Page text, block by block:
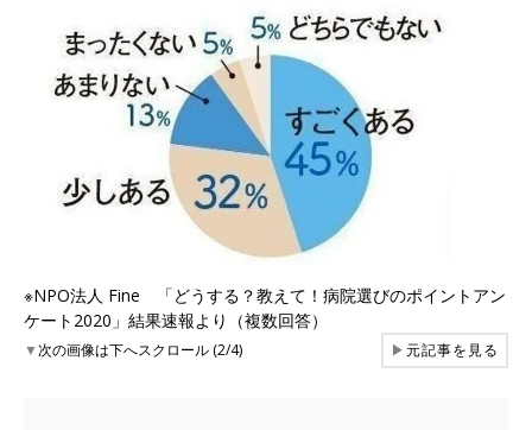
※NPO法人 Fine 「どうする？教えて！病院選びのポイントアン
ケート2020」結果速報より（複数回答）
▼次の画像は下へスクロール (2/4) ▶元記事を見る